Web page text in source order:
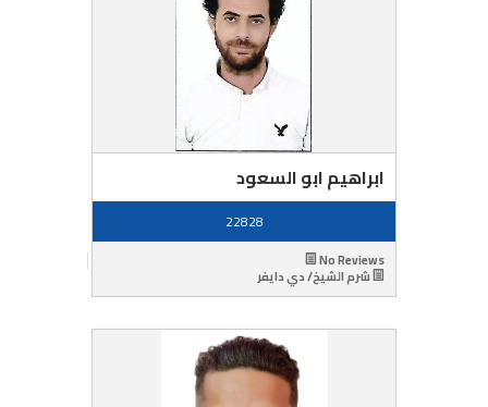
ابراهيم ابو السعود
22828
No Reviews
شرم الشيخ/ دي دايفر